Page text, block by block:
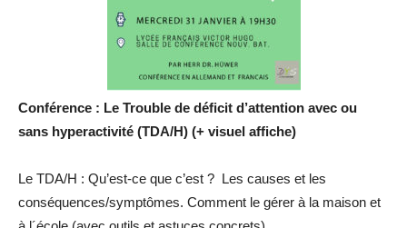
Conférence : Le Trouble de déficit d’attention avec ou
sans hyperactivité (TDA/H) (+ visuel affiche)
Le TDA/H : Qu’est-ce que c’est ? Les causes et les
conséquences/symptômes. Comment le gérer à la maison et